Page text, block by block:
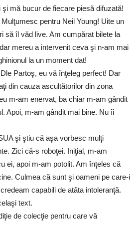
şi mă bucur de fiecare piesă difuzată!
Mulţumesc pentru Neil Young! Uite un
să îl văd live. Am cumpărat bilete la
mereu a intervenit ceva şi n-am mai
la un moment dat!
Dle Partoş, eu vă înţeleg perfect! Dar
din cauza ascultătorilor din zona
m-am enervat, ba chiar m-am gândit
Apoi, m-am gândit mai bine. Nu îi
şi ştiu că aşa vorbesc mulţi
Zici că-s roboţei. Iniţial, m-am
ei, apoi m-am potolit. Am înţeles că
Culmea că sunt şi oameni pe care-i
capabili de atâta intoleranţă.
text.
de colecţie pentru care vă